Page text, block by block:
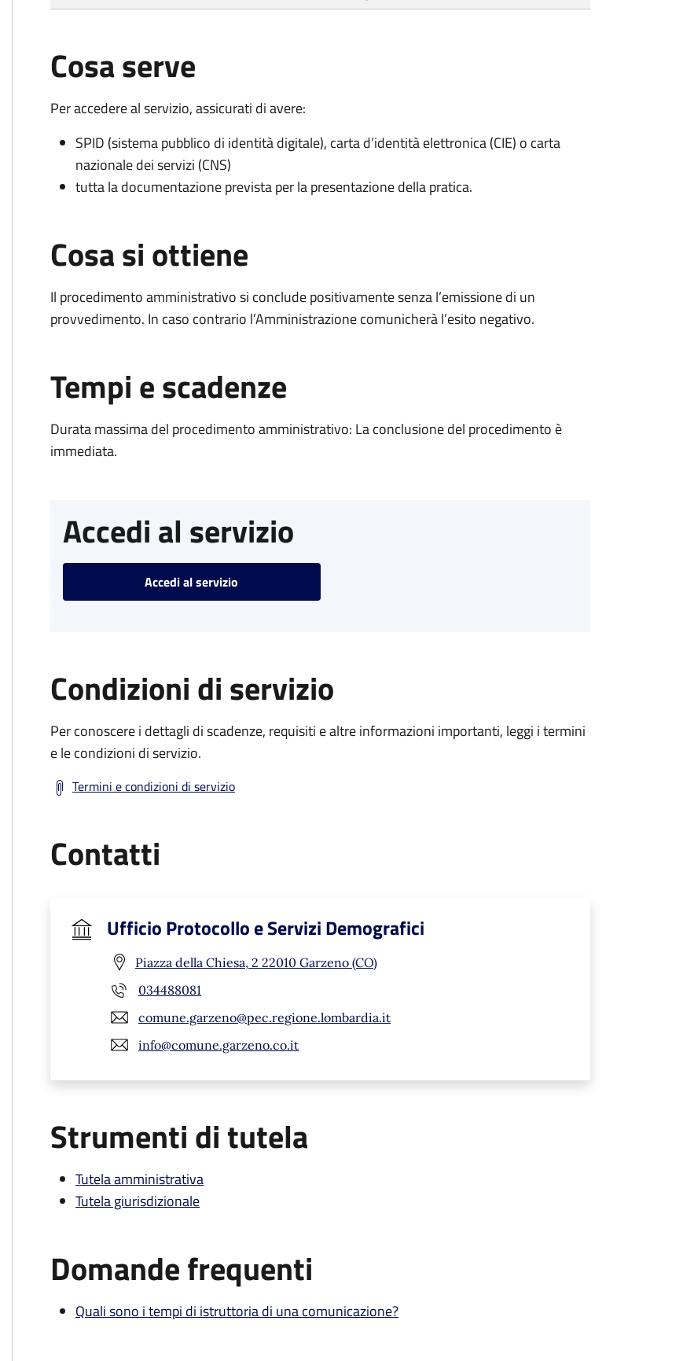
Cosa serve
Per accedere al servizio, assicurati di avere:
SPID (sistema pubblico di identità digitale), carta d’identità elettronica (CIE) o carta
nazionale dei servizi (CNS)
tutta la documentazione prevista per la presentazione della pratica.
Cosa si ottiene
Il procedimento amministrativo si conclude positivamente senza l’emissione di un
provvedimento. In caso contrario l’Amministrazione comunicherà l’esito negativo.
Tempi e scadenze
Durata massima del procedimento amministrativo: La conclusione del procedimento è
immediata.
Accedi al servizio
Accedi al servizio
Condizioni di servizio
Per conoscere i dettagli di scadenze, requisiti e altre informazioni importanti, leggi i termini
e le condizioni di servizio.
Termini e condizioni di servizio
Contatti
Ufficio Protocollo e Servizi Demografici
Piazza della Chiesa, 2 22010 Garzeno (CO)
034488081
comune.garzeno@pec.regione.lombardia.it
info@comune.garzeno.co.it
Strumenti di tutela
Tutela amministrativa
Tutela giurisdizionale
Domande frequenti
Quali sono i tempi di istruttoria di una comunicazione?